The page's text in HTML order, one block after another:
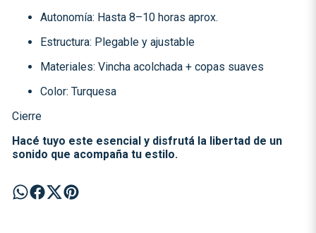
Autonomía: Hasta 8–10 horas aprox.
Estructura: Plegable y ajustable
Materiales: Vincha acolchada + copas suaves
Color: Turquesa
Cierre
Hacé tuyo este esencial y disfrutá la libertad de un
sonido que acompaña tu estilo.